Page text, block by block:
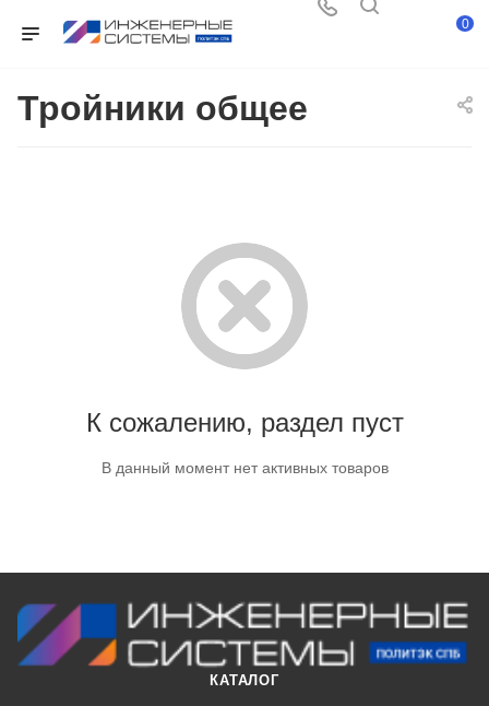
0
Тройники общее
К сожалению, раздел пуст
В данный момент нет активных товаров
КАТАЛОГ